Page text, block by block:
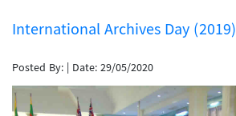
International Archives Day (2019)
Posted By: | Date: 29/05/2020